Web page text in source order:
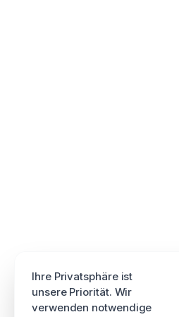
Ihre Privatsphäre ist
unsere Priorität. Wir
verwenden notwendige